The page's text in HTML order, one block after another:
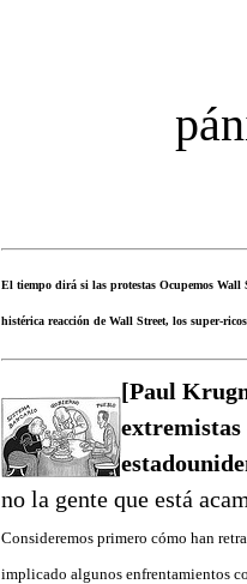
El tiempo dirá si las protestas Ocupemos
histérica reacción de Wall Street, los super-
[Paul
extremistas
no la gente que está
Consideremos primero cómo han
implicado algunos enfrentamientos